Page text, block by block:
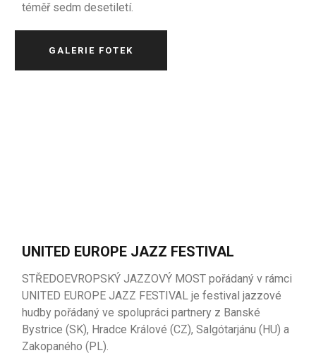
téměř sedm desetiletí.
GALERIE FOTEK
UNITED EUROPE JAZZ FESTIVAL
STŘEDOEVROPSKÝ JAZZOVÝ MOST pořádaný v rámci
UNITED EUROPE JAZZ FESTIVAL je festivaljazzové
hudby pořádaný ve spolupráci partnery z Banské
Bystrice (SK), Hradce Králové (CZ),Salgótarjánu (HU) a
Zakopaného (PL).